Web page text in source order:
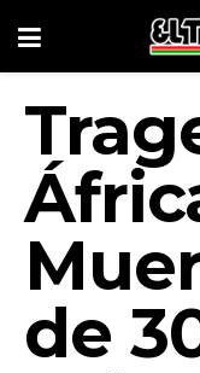
de